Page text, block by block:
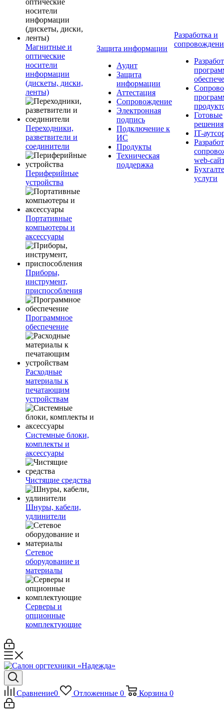
Магнитные и
оптические
носители
информации
(дискеты, диски,
ленты)
Переходники,
разветвители и
соединители
Периферийные
устройства
Портативные
компьютеры и
аксессуары
Приборы,
инструмент,
приспособления
Программное
обеспечение
Расходные
материалы к
печатающим
устройствам
Системные блоки,
комплекты и
аксессуары
Чистящие средства
Шнуры, кабели,
удлинители
Сетевое
оборудование и
материалы
Серверы и
опционные
комплектующие
Защита информации
Аудит
Защита
информации
Аттестация
Сопровождение
Электронная
подпись
Подключение к
ИС
Продукты
Техническая
поддержка
Разработка и
Готовые
решения
IT-
web-
услуги
Сравнение0 Отложенные 0 Корзина 0